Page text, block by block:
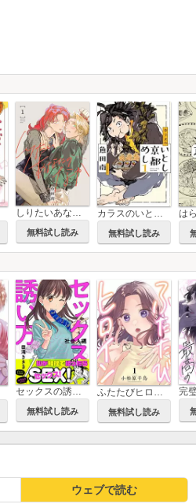
しりたいあなたのなか【電子単行本】
無料試し読み
カラスのいとし京都めし
無料試し読み
セックスの誘い方～社会人編
無料試し読み 無料試し読み
ウェブで読む